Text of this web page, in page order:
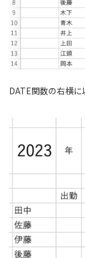
DATE関数の右横に